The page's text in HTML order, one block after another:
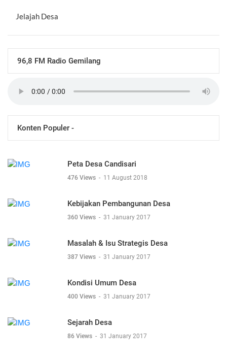
Jelajah Desa
96,8 FM Radio Gemilang
Konten Populer -
Peta Desa Candisari
476 Views - 11 August 2018
Kebijakan Pembangunan Desa
360 Views - 31 January 2017
Masalah & Isu Strategis Desa
387 Views - 31 January 2017
Kondisi Umum Desa
400 Views - 31 January 2017
Sejarah Desa
86 Views - 31 January 2017